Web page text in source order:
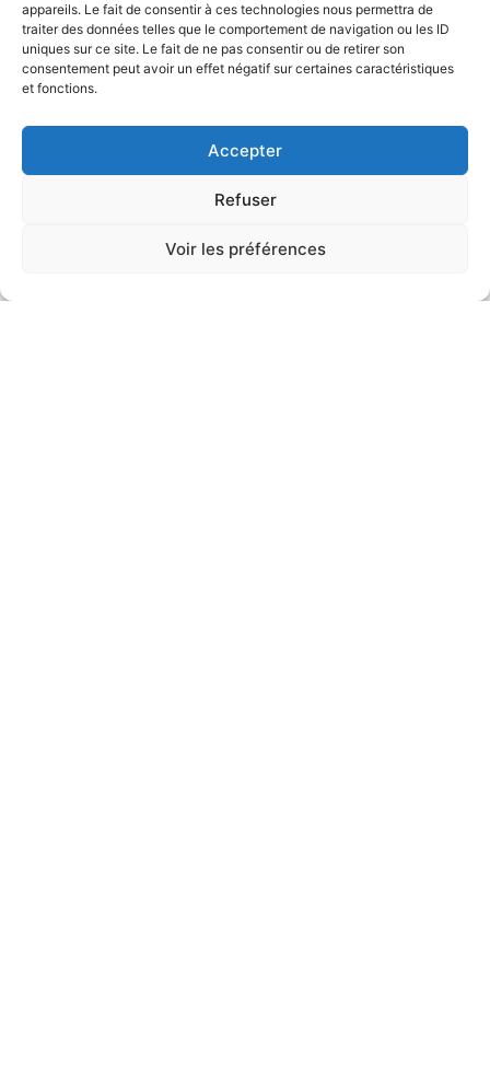
appareils. Le fait de consentir à ces technologies nous permettra de
traiter des données telles que le comportement de navigation ou les ID
uniques sur ce site. Le fait de ne pas consentir ou de retirer son
consentement peut avoir un effet négatif sur certaines caractéristiques
et fonctions.
Accepter
Refuser
Voir les préférences
Fenêtres Bibliothèque Collège John
Laisser un commentaire /Institutionnel,Patrimoine